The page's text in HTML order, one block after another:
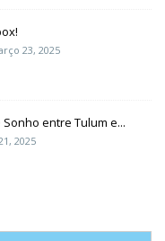
23, 2025
entre Tulum e...
2025